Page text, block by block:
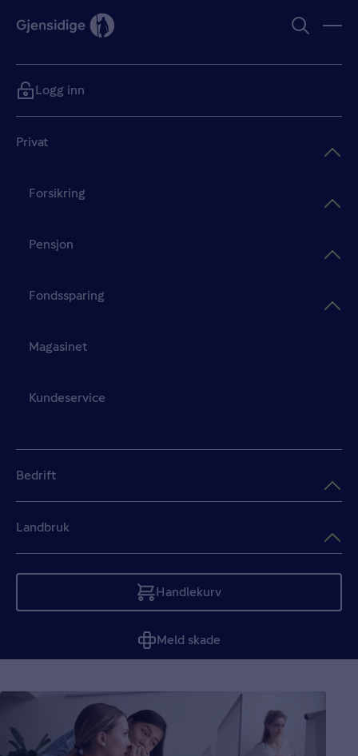
Privat
Forsikring
Pensjon
Fondssparing
Magasinet
Kundeservice
Bedrift
Landbruk
Handlekurv
Tom
Meld skade
Logg inn